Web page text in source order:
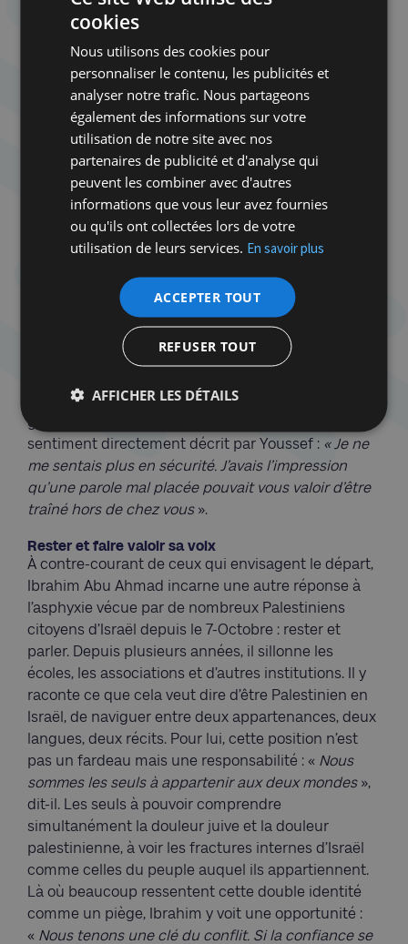
s’étendait jusque dans les espaces supposés être
les plus protecteurs : les universités. «
fait le plus peur, c’est l’arrestation massive par la
police d’étudiants palestiniens sur les campus,
notamment pour des publications en ligne. Je me
souviens que j’étais très préoccupé par ce que je
likais ou pas sur les réseaux sociaux».
Dans les semaines qui ont suivi le 7-Octobre,
plusieurs centaines d’étudiants palestiniens ont été
visés par des enquêtes disciplinaires pour ce qu’ils
créé un climat d’inquiétude sur les campus. Une
Arab Student Movements Union
en décembre 2024 révèle que 87 % des étudiants
arabes disent s’être sentis surveillés sur leurs
d’interrompre leurs études depuis le début de la
guerre à cause de « l’environnement hostile ». Un
sentiment directement décrit par Youssef : « Je ne
me sentais plus en sécurité. J’avais l’impression
qu’une parole mal placée pouvait vous valoir d’être
traîné hors de chez vous».
Rester et faire valoir sa voix
À contre-courant de ceux qui envisagent le départ,
Ibrahim Abu Ahmad incarne une autre réponse à
l’asphyxie vécue par de nombreux Palestiniens
citoyens d’Israël depuis le 7-Octobre : rester et
parler. Depuis plusieurs années, il sillonne les
écoles, les associations et d’autres institutions. Il y
raconte ce que cela veut dire d’être Palestinien en
Israël, de naviguer entre deux appartenances, deux
langues, deux récits. Pour lui, cette position n’est
pas un fardeau mais une responsabilité : « Nous
sommes les seuls à appartenir aux deux mondes»,
dit-il. Les seuls à pouvoir comprendre
simultanément la douleur juive et la douleur
palestinienne, à voir les fractures internes d’Israël
comme celles du peuple auquel ils appartiennent.
Là où beaucoup ressentent cette double identité
comme un piège, Ibrahim y voit une opportunité :
« Nous tenons une clé du conflit. Si la confiance se
cookies
Nous utilisons des cookies pour
personnaliser le contenu, les publicités et
analyser notre trafic. Nous partageons
également des informations sur votre
utilisation de notre site avec nos
partenaires de publicité et d'analyse qui
peuvent les combiner avec d'autres
informations que vous leur avez fournies
ou qu'ils ont collectées lors de votre
utilisation de leurs services. En savoir plus
ACCEPTER TOUT
REFUSER TOUT
AFFICHER LES DÉTAILS